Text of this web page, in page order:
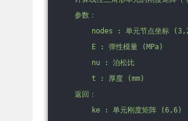
参数：
nodes : 单元节点坐标
E : 弹性模量 (MPa)
nu : 泊松比
t : 厚度 (mm)
返回：
ke : 单元刚度矩阵 (6,6)